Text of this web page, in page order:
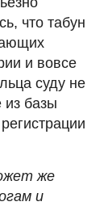
что табун
и вовсе
суду не
из базы
же
и